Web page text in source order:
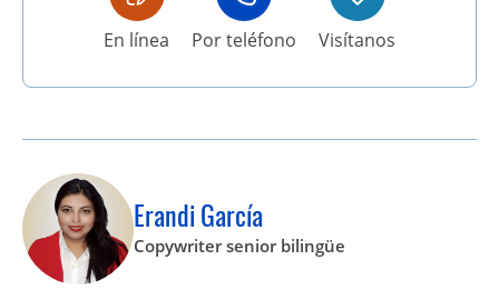
En línea Por teléfono Visítanos
Erandi García
Copywriter senior bilingüe